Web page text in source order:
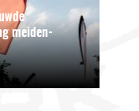
meiden-